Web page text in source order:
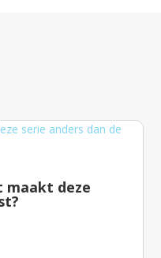
maakt deze